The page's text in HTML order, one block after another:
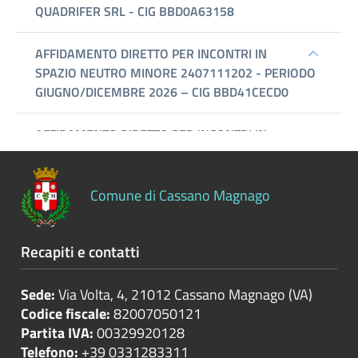
Comune di Cassano Magnago
Recapiti e contatti
Sede:Via Volta, 4, 21012 Cassano Magnago (VA)
Codice fiscale:82007050121
Partita IVA:00329920128
Telefono: +39 0331283311
Controlli
sulle
attività
economiche
Servizi
erogati
Pagamenti
dell'amministrazione
Opere
pubbliche
Pianificazione
governo